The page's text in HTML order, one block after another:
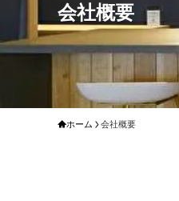
会社概要
ホーム 会社概要